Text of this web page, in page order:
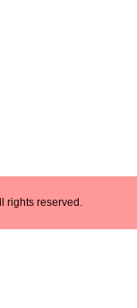
rights reserved.